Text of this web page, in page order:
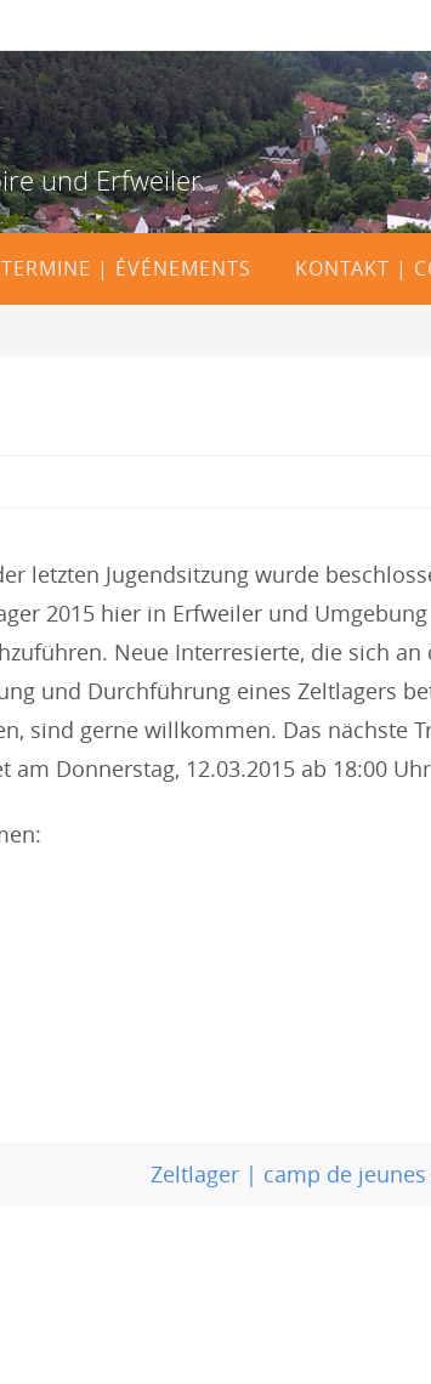
und Erfweiler
TERMINE | ÉVÉNEMENTS KONTAKT |
letzten Jugendsitzung wurde
2015 hier in Erfweiler und Umgebung
Neue Interresierte, die sich an
und Durchführung eines Zeltlagers
sind gerne willkommen. Das nächste
am Donnerstag, 12.03.2015 ab 18:00
Zeltlager | camp de jeunes